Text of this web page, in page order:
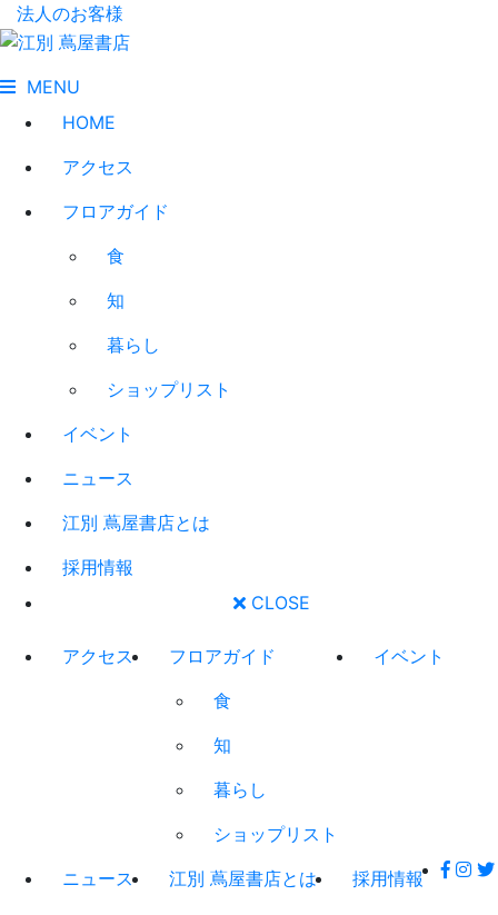
法人のお客様
MENU
HOME
アクセス
フロアガイド
食
知
暮らし
ショップリスト
イベント
ニュース
江別 蔦屋書店とは
採用情報
CLOSE
アクセス
フロアガイド
食
知
暮らし
ショップリスト
イベント
ニュース 江別 蔦屋書店とは 採用情報